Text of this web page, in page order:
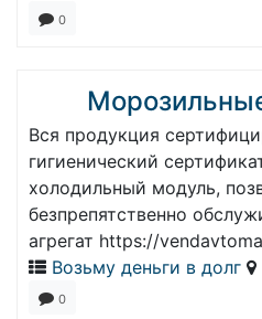
0
Вся продукция
гигиенический
холодильный модуль,
безпрепятственно
агрегат https://
Возьму деньги в долг
0